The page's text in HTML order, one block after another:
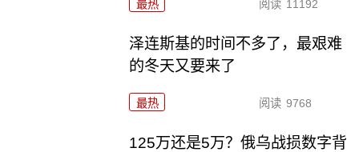
最热 阅读 11192
泽连斯基的时间不多了，最艰难
的冬天又要来了
最热 阅读 9768
125万还是5万？俄乌战损数字背